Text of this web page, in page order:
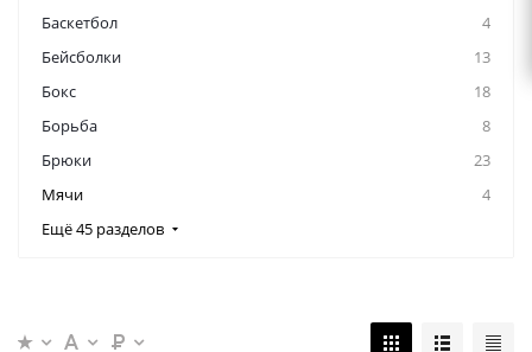
Баскетбол
4
Бейсболки
13
Бокс
18
Борьба
8
Брюки
23
Мячи
4
Ещё 45 разделов